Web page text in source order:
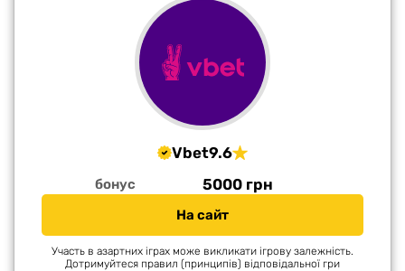
Vbet9.6
бонус 5000 грн
На сайт
Участь в азартних іграх може викликати ігрову залежність.
Дотримуйтеся правил (принципів) відповідальної гри